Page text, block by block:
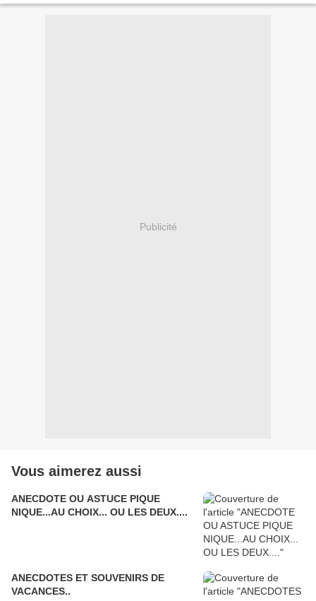
Publicité
Vous aimerez aussi
ANECDOTE OU ASTUCE PIQUE
NIQUE...AU CHOIX... OU LES DEUX....
ANECDOTES ET SOUVENIRS DE
VACANCES..